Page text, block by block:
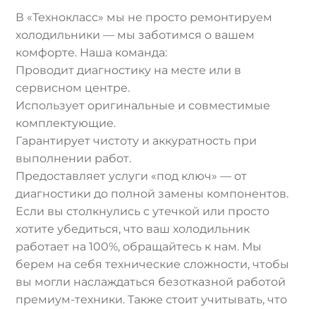
В «Технокласс» мы не просто ремонтируем
холодильники — мы заботимся о вашем
комфорте. Наша команда:
Проводит диагностику на месте или в
сервисном центре.
Использует оригинальные и совместимые
комплектующие.
Гарантирует чистоту и аккуратность при
выполнении работ.
Предоставляет услуги «под ключ» — от
диагностики до полной замены компонентов.
Если вы столкнулись с утечкой или просто
хотите убедиться, что ваш холодильник
работает на 100%, обращайтесь к нам. Мы
берем на себя технические сложности, чтобы
вы могли наслаждаться безотказной работой
премиум-техники. Также стоит учитывать, что